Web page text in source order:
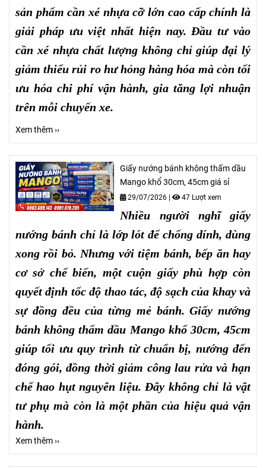
sản phẩm cần xé nhựa cỡ lớn cao cấp chính là
giải pháp ưu việt nhất hiện nay. Đầu tư vào
cần xé nhựa chất lượng không chỉ giúp đại lý
giảm thiểu rủi ro hư hỏng hàng hóa mà còn tối
ưu hóa chi phí vận hành, gia tăng lợi nhuận
trên mỗi chuyến xe.
Xem thêm ››
Giấy nướng bánh không thấm dầu
Mango khổ 30cm, 45cm giá sỉ
29/07/2026 | 47 Lượt xem
Nhiều người nghĩ giấy
nướng bánh chỉ là lớp lót để chống dính, dùng
xong rồi bỏ. Nhưng với tiệm bánh, bếp ăn hay
cơ sở chế biến, một cuộn giấy phù hợp còn
quyết định tốc độ thao tác, độ sạch của khay và
sự đồng đều của từng mẻ bánh. Giấy nướng
bánh không thấm dầu Mango khổ 30cm, 45cm
giúp tối ưu quy trình từ chuẩn bị, nướng đến
đóng gói, đồng thời giảm công lau rửa và hạn
chế hao hụt nguyên liệu. Đây không chỉ là vật
tư phụ mà còn là một phần của hiệu quả vận
hành.
Xem thêm ››